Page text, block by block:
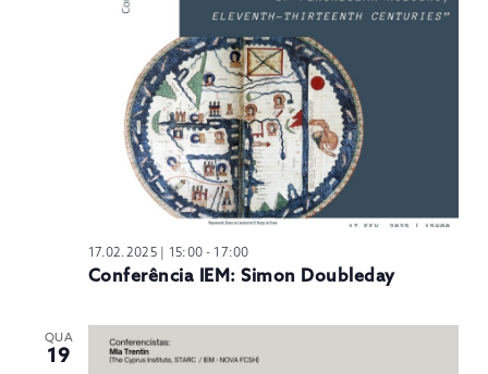
17.02.2025 | 15:00 - 17:00
Conferência IEM: Simon Doubleday
QUA
19